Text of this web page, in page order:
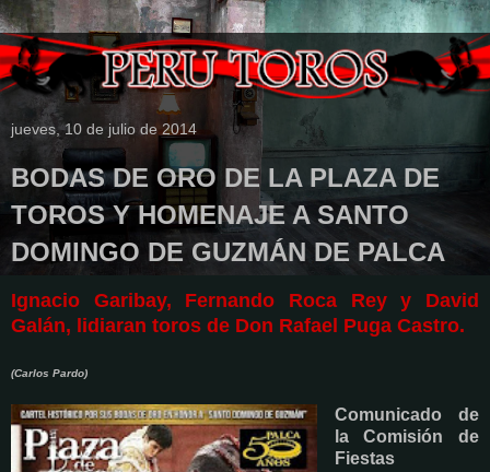
jueves, 10 de julio de 2014
BODAS DE ORO DE LA PLAZA DE
TOROS Y HOMENAJE A SANTO
DOMINGO DE GUZMÁN DE PALCA
Ignacio Garibay, Fernando Roca Rey y David
Galán, lidiaran toros de Don Rafael Puga Castro.
(Carlos Pardo)
Comunicado de
la Comisión de
Fiestas